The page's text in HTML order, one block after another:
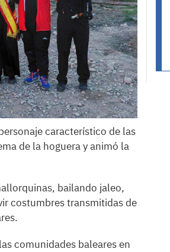
característico de las
de la hoguera y animó la
bailando jaleo,
costumbres transmitidas de
comunidades baleares en